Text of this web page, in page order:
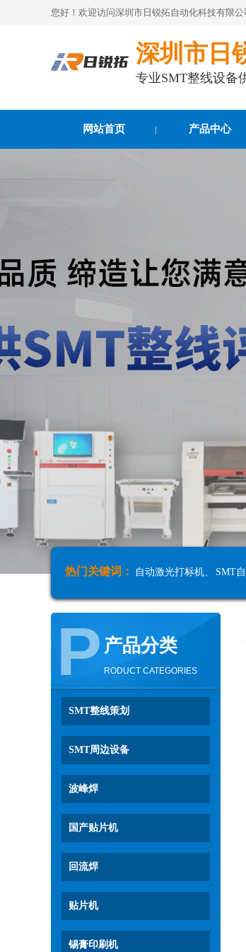
您好！欢迎访问深圳市日锐拓自动化科技有限公
深圳市日
专业SMT整线设备
网站首页 产品中心
热门关键词： 自动激光打标机、 SMT
P 产品分类
RODUCT CATEGORIES
SMT整线策划
SMT周边设备
波峰焊
国产贴片机
回流焊
贴片机
锡膏印刷机